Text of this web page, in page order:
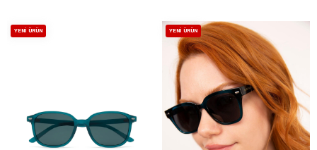
YENI ÜRÜN YENI ÜRÜN